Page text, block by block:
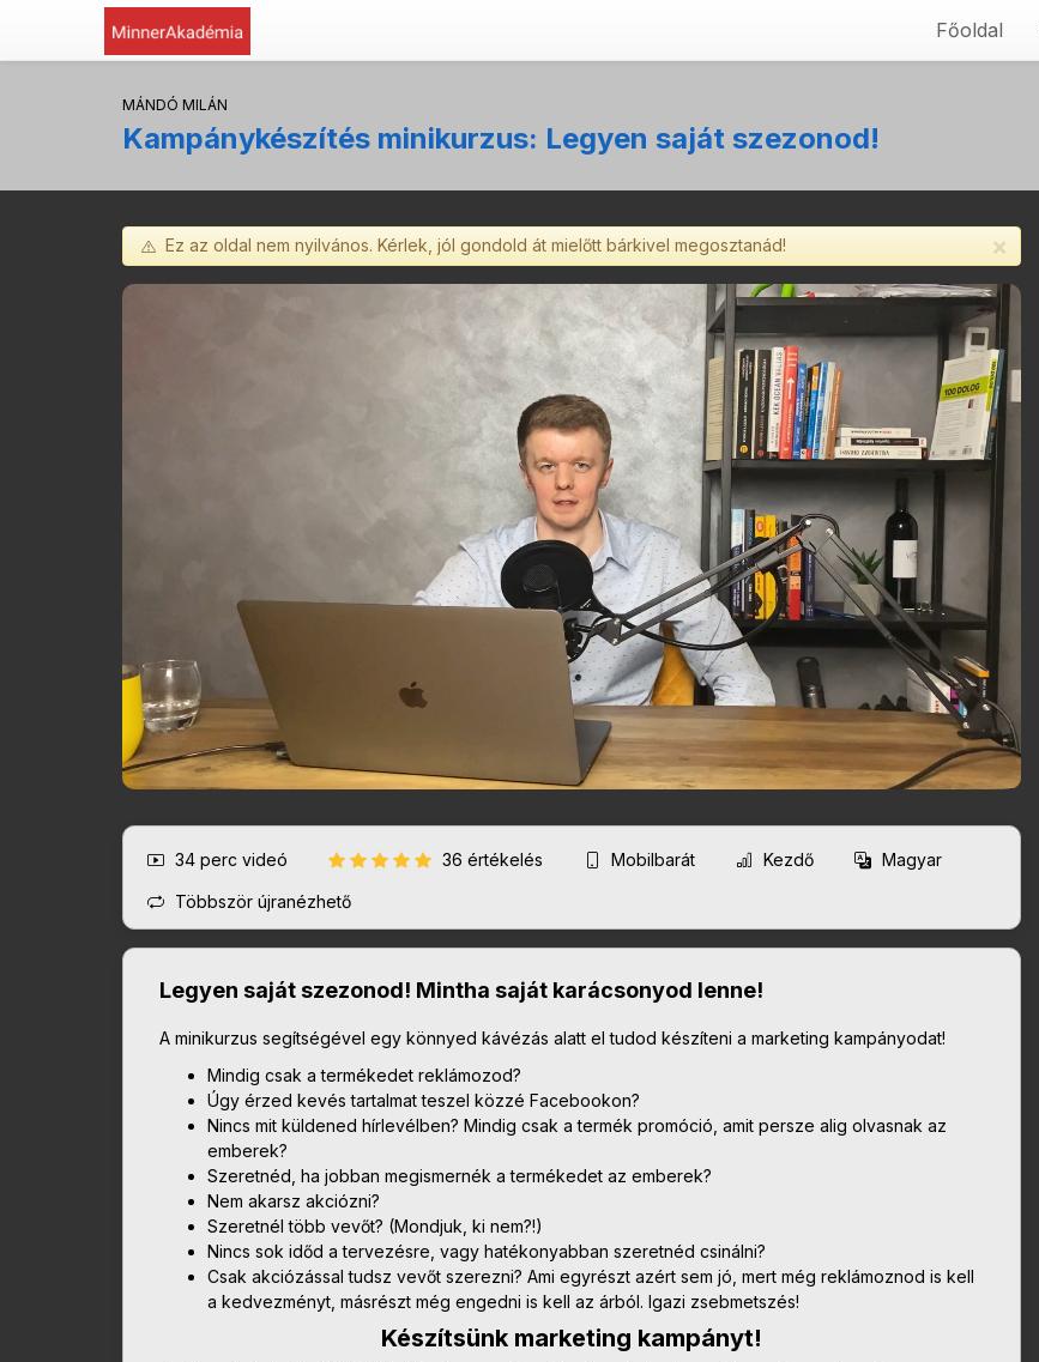
Főoldal
MÁNDÓ MILÁN
Kampánykészítés minikurzus: Legyen saját szezonod!
×
Ez az oldal nem nyilvános. Kérlek, jól gondold át mielőtt bárkivel megosztanád!
34 perc videó 36 értékelés Mobilbarát Kezdő Magyar
Többször újranézhető
Legyen saját szezonod! Mintha saját karácsonyod lenne!
A minikurzus segítségével egy könnyed kávézás alatt el tudod készíteni a marketing kampányodat!
Mindig csak a termékedet reklámozod?
Úgy érzed kevés tartalmat teszel közzé Facebookon?
Nincs mit küldened hírlevélben? Mindig csak a termék promóció, amit persze alig olvasnak az
emberek?
Szeretnéd, ha jobban megismernék a termékedet az emberek?
Nem akarsz akciózni?
Szeretnél több vevőt? (Mondjuk, ki nem?!)
Nincs sok időd a tervezésre, vagy hatékonyabban szeretnéd csinálni?
Csak akciózással tudsz vevőt szerezni? Ami egyrészt azért sem jó, mert még reklámoznod is kell
a kedvezményt, másrészt még engedni is kell az árból. Igazi zsebmetszés!
Készítsünk marketing kampányt!